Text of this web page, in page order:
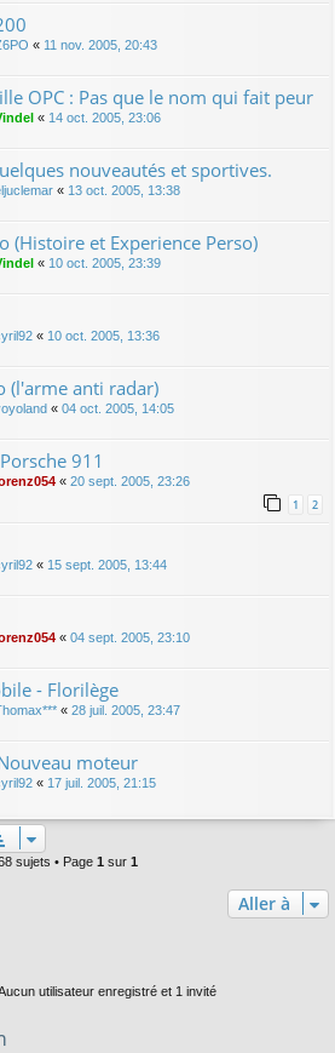
« 11 nov. 2005, 20:43
OPC : Pas que le nom qui fait peur
« 14 oct. 2005, 23:06
nouveautés et sportives.
« 13 oct. 2005, 13:38
(Histoire et Experience Perso)
« 10 oct. 2005, 23:39
« 10 oct. 2005, 13:36
(l'arme anti radar)
« 04 oct. 2005, 14:05
911
« 20 sept. 2005, 23:26
1 2
« 15 sept. 2005, 13:44
« 04 sept. 2005, 23:10
- Florilège
« 28 juil. 2005, 23:47
moteur
« 17 juil. 2005, 21:15
sujets • Page 1 sur 1
Aller à
utilisateur enregistré et 1 invité